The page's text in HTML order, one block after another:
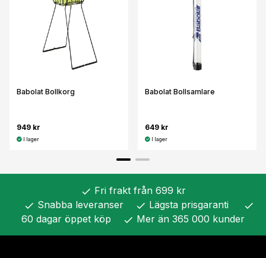
Babolat Bollkorg
949 kr
I lager
Babolat Bollsamlare
649 kr
I lager
check Fri frakt från 699 kr
check Snabba leveranser check Lägsta prisgaranti check
60 dagar öppet köp check Mer än 365 000 kunder